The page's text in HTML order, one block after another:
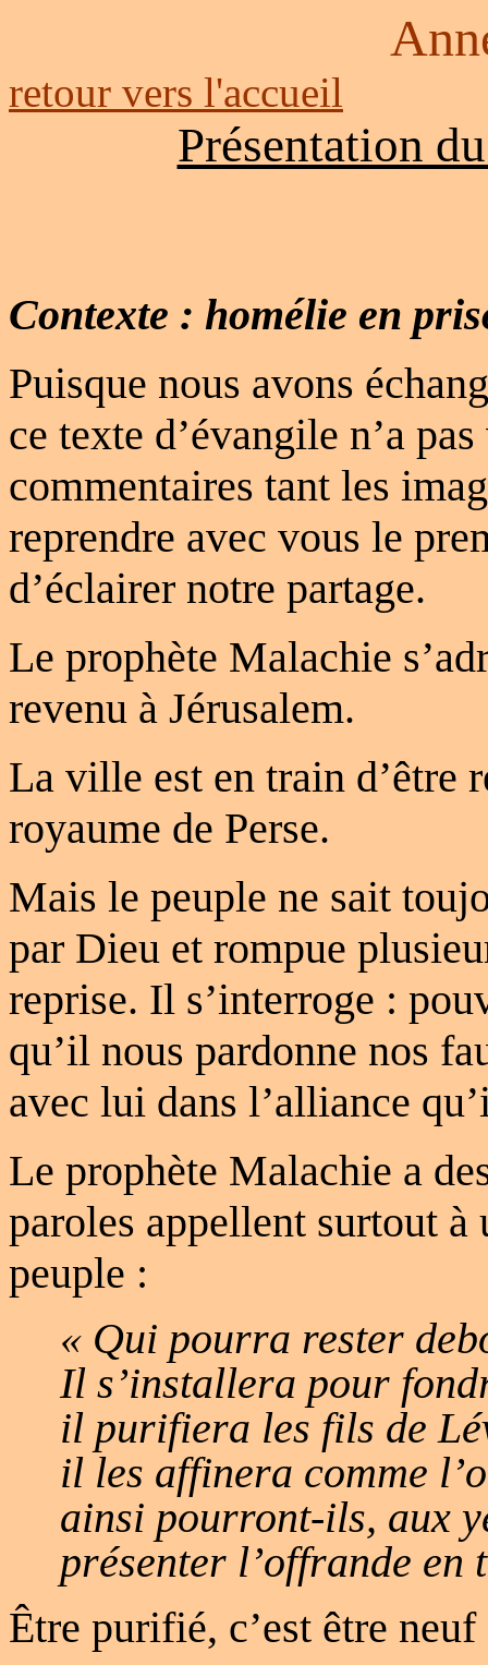
retour vers l'accueil
Présentation
Contexte : homélie en
Puisque nous avons
ce texte d’évangile n’a
commentaires tant les
reprendre avec vous le
d’éclairer notre partage.
Le prophète Malachie
revenu à Jérusalem.
La ville est en train d’être
royaume de Perse.
Mais le peuple ne sait
par Dieu et rompue
reprise. Il s’interroge :
qu’il nous pardonne nos
avec lui dans l’alliance
Le prophète Malachie a
paroles appellent surtout
peuple :
« Qui pourra rester
Il s’installera pour
il purifiera les fils de
il les affinera comme
ainsi pourront-ils, aux
présenter l’offrande en
Être purifié, c’est être